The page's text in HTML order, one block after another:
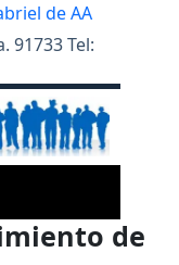
de AA
91733 Tel:
de